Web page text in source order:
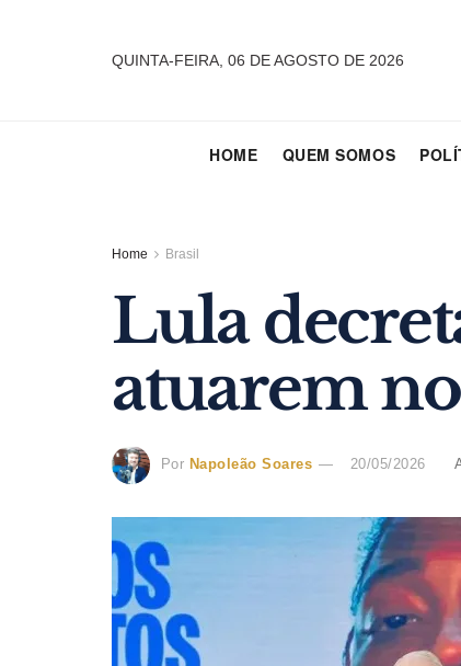
QUINTA-FEIRA, 06 DE AGOSTO DE 2026
HOME QUEM SOMOS
Home Brasil
Lula
atuarem
Por Napoleão Soares 20/05/2026